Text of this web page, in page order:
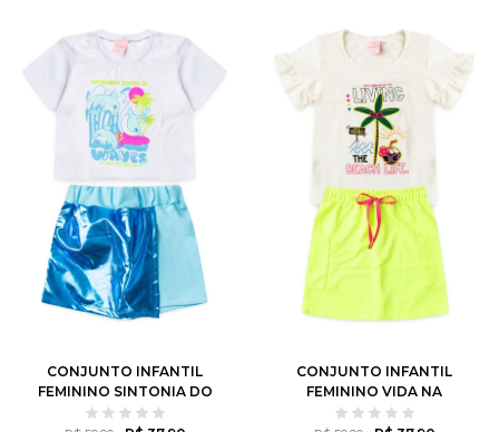
2 3 4 8
CONJUNTO INFANTIL
FEMININO SINTONIA DO
OCEANO
3
10 12
CONJUNTO INFANTIL
FEMININO VIDA NA
PRAIA